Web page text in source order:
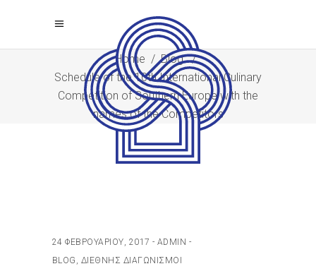
Home /Blog /
Schedule of the 10th International Culinary
Competition of Southern Europe with the
names of the Competitors
24 ΦΕΒΡΟΥΑΡΊΟΥ, 2017
ADMIN
BLOG , ΔΙΕΘΝΉΣ ΔΙΑΓΩΝΙΣΜΟΊ